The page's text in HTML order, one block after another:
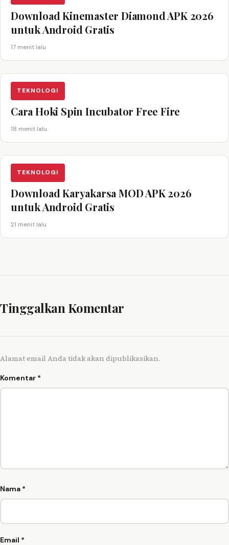
Download Kinemaster Diamond APK 2026
untuk Android Gratis
17 menit lalu
TEKNOLOGI
Cara Hoki Spin Incubator Free Fire
18 menit lalu
TEKNOLOGI
Download Karyakarsa MOD APK 2026
untuk Android Gratis
21 menit lalu
Tinggalkan Komentar
Alamat email Anda tidak akan dipublikasikan.
Komentar *
Nama *
Email *